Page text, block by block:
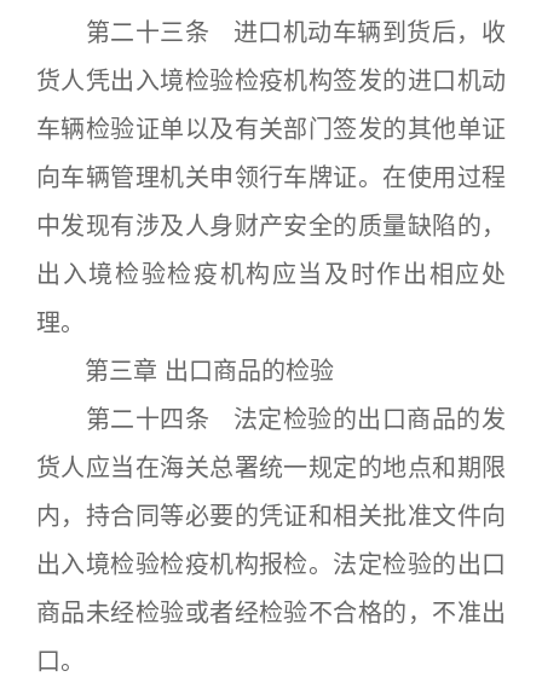
第二十三条 进口机动车辆到货后，收
货人凭出入境检验检疫机构签发的进口机动
车辆检验证单以及有关部门签发的其他单证
向车辆管理机关申领行车牌证。在使用过程
中发现有涉及人身财产安全的质量缺陷的，
出入境检验检疫机构应当及时作出相应处
理。
第三章 出口商品的检验
第二十四条 法定检验的出口商品的发
货人应当在海关总署统一规定的地点和期限
内，持合同等必要的凭证和相关批准文件向
出入境检验检疫机构报检。法定检验的出口
商品未经检验或者经检验不合格的，不准出
口。